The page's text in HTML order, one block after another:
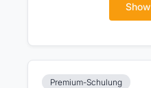
Premium-Schulung